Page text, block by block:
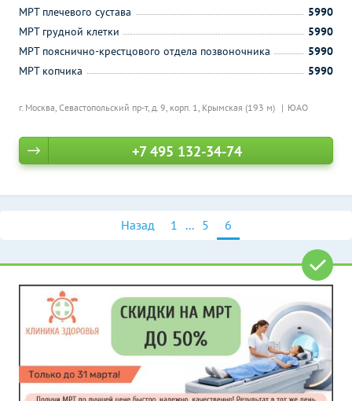
г. Москва, Севастопольский пр-т, д. 9, корп. 1, Крымская (193 м) ЮАО
МРТ плечевого сустава
5990
МРТ грудной клетки
5990
МРТ пояснично-крестцового отдела позвоночника
5990
МРТ копчика
5990
+7 495 132-34-74
Назад 1 ... 5 6